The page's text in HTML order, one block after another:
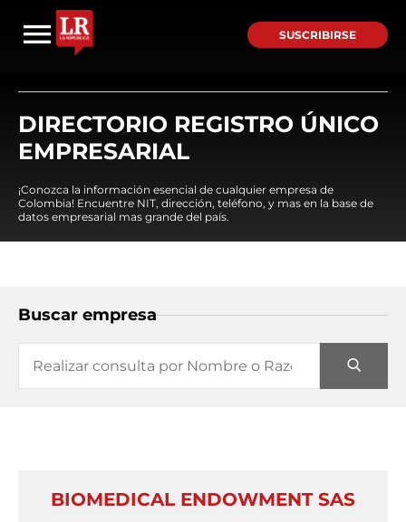
SUSCRIBIRSE
DIRECTORIO REGISTRO ÚNICO
EMPRESARIAL
¡Conozca la información esencial de cualquier empresa de
Colombia! Encuentre NIT, dirección, teléfono, y mas en la base de
datos empresarial mas grande del país.
Buscar empresa
BIOMEDICAL ENDOWMENT SAS